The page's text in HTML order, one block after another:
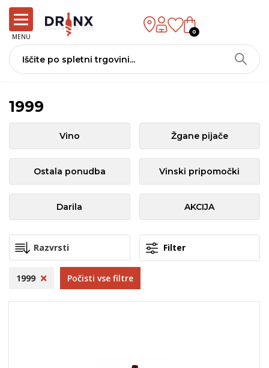
MENU
0
1999
Vino Žgane pijače
Ostala ponudba Vinski pripomočki
Darila AKCIJA
Filter
1999 Počisti vse filtre